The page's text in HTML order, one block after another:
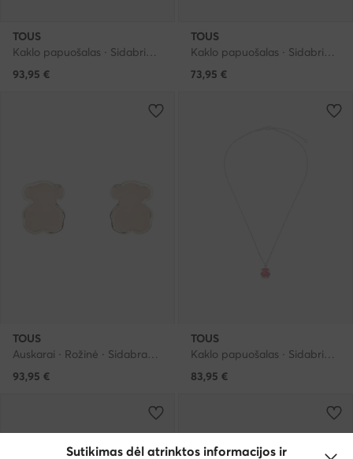
TOUS
Kaklo papuošalas · Sidabrinė · Sidabras 925
93,95 €
TOUS
Kaklo papuošalas · Sidabrinė · Sidabras 925
73,95 €
TOUS
Auskarai · Rožinė · Sidabras 925
93,95 €
TOUS
Kaklo papuošalas · Sidabrinė · Sidabras 925
83,95 €
Sutikimas dėl atrinktos informacijos ir